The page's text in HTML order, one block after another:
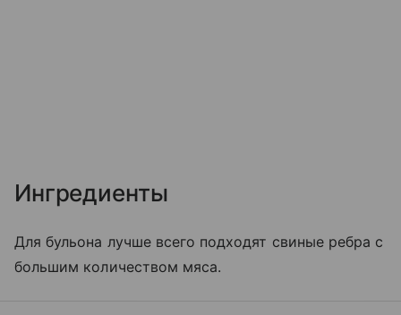
Ингредиенты
Для бульона лучше всего подходят свиные ребра с
большим количеством мяса.